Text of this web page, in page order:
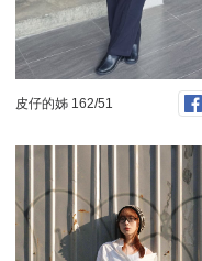
皮仔的姊 162/51